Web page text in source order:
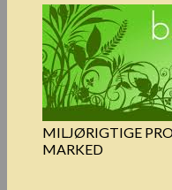
MILJØRIGTIGE
MARKED